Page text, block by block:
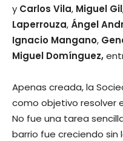
y Carlos Vila, Miguel Gil
Laperrouza, Ángel
Ignacio Mangano,
Miguel Domínguez,
Apenas creada, la
como objetivo resolver
No fue una tarea
barrio fue creciendo sin